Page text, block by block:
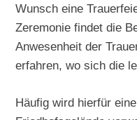
Wunsch eine
Zeremonie findet die
Anwesenheit der
erfahren, wo sich die
Häufig wird hierfür